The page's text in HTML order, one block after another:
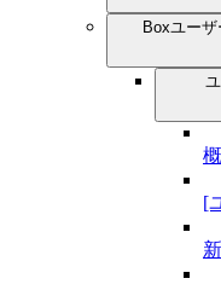
Boxユー
[